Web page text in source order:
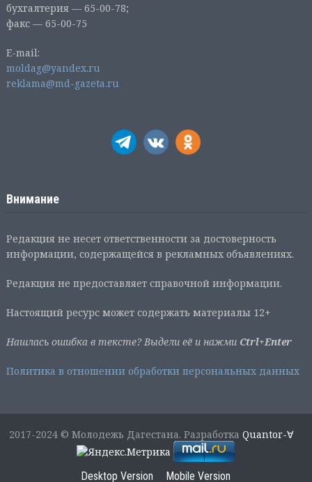
бухгалтерия — 65-00-78;
факс — 65-00-75
E-mail:
moldag@yandex.ru
reklama@md-gazeta.ru
Внимание
Редакция не несет ответственности за достоверность
информации, содержащейся в рекламных объявлениях.
Редакция не предоставляет справочной информации.
Настоящий ресурс может содержать материалы 12+
Нашлась ошибка в тексте? Выдели её и нажми Ctrl+Enter
Политика в отношении обработки персональных данных
2017-2024 © Молодежь Дагестана. РазработкаQuantor-∀
Desktop Version Mobile Version